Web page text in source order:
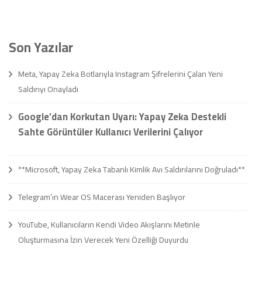
Son Yazılar
Meta, Yapay Zeka Botlarıyla Instagram Şifrelerini Çalan Yeni
Saldırıyı Onayladı
Google’dan Korkutan Uyarı: Yapay Zeka Destekli
Sahte Görüntüler Kullanıcı Verilerini Çalıyor
**Microsoft, Yapay Zeka Tabanlı Kimlik Avı Saldırılarını Doğruladı**
Telegram’ın Wear OS Macerası Yeniden Başlıyor
YouTube, Kullanıcıların Kendi Video Akışlarını Metinle
Oluşturmasına İzin Verecek Yeni Özelliği Duyurdu